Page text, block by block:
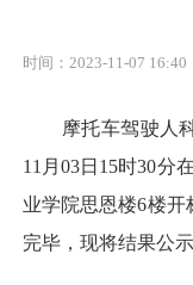
时间：2023-11-07 16:40
摩托车驾驶人科
11月03日15时30分
业学院思恩楼6楼
完毕，现将结果公示